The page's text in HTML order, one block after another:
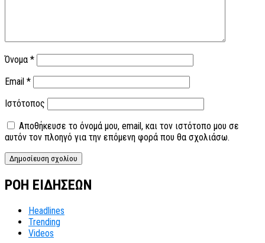
Όνομα *
Email *
Ιστότοπος
Αποθήκευσε το όνομά μου, email, και τον ιστότοπο μου σε
αυτόν τον πλοηγό για την επόμενη φορά που θα σχολιάσω.
ΡΟΗ ΕΙΔΗΣΕΩΝ
Headlines
Trending
Videos